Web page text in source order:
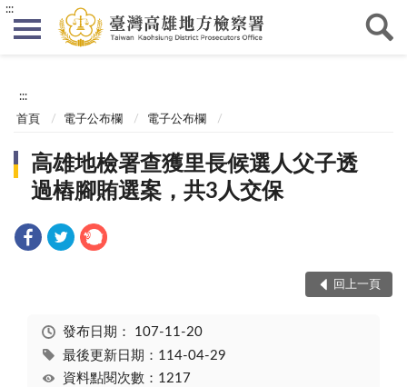
:::
:::
首頁 電子公布欄 電子公布欄
高雄地檢署查獲里長候選人父子透
過樁腳賄選案，共3人交保
回上一頁
發布日期： 107-11-20
最後更新日期：114-04-29
資料點閱次數：1217